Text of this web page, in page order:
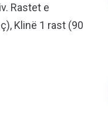
Rastet e
Klinë 1 rast (90